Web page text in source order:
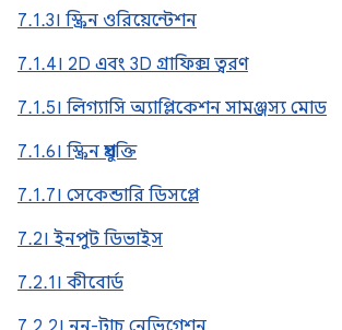
7.1.3। স্ক্রিন ওরিয়েন্টেশন
7.1.4। 2D এবং 3D গ্রাফিক্স ত্বরণ
7.1.5। লিগ্যাসি অ্যাপ্লিকেশন সামঞ্জস্য মোড
7.1.6। স্ক্রিন প্রযুক্তি
7.1.7। সেকেন্ডারি ডিসপ্লে
7.2। ইনপুট ডিভাইস
7.2.1। কীবোর্ড